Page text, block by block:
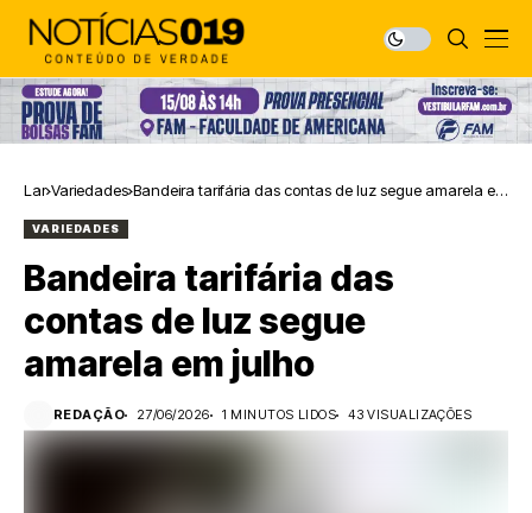
Lar Variedades Bandeira tarifária das contas de luz segue amarela em
VARIEDADES
Bandeira tarifária das
contas de luz segue
amarela em julho
REDAÇÃO 27/06/2026 1 MINUTOS LIDOS 43 VISUALIZAÇÕES